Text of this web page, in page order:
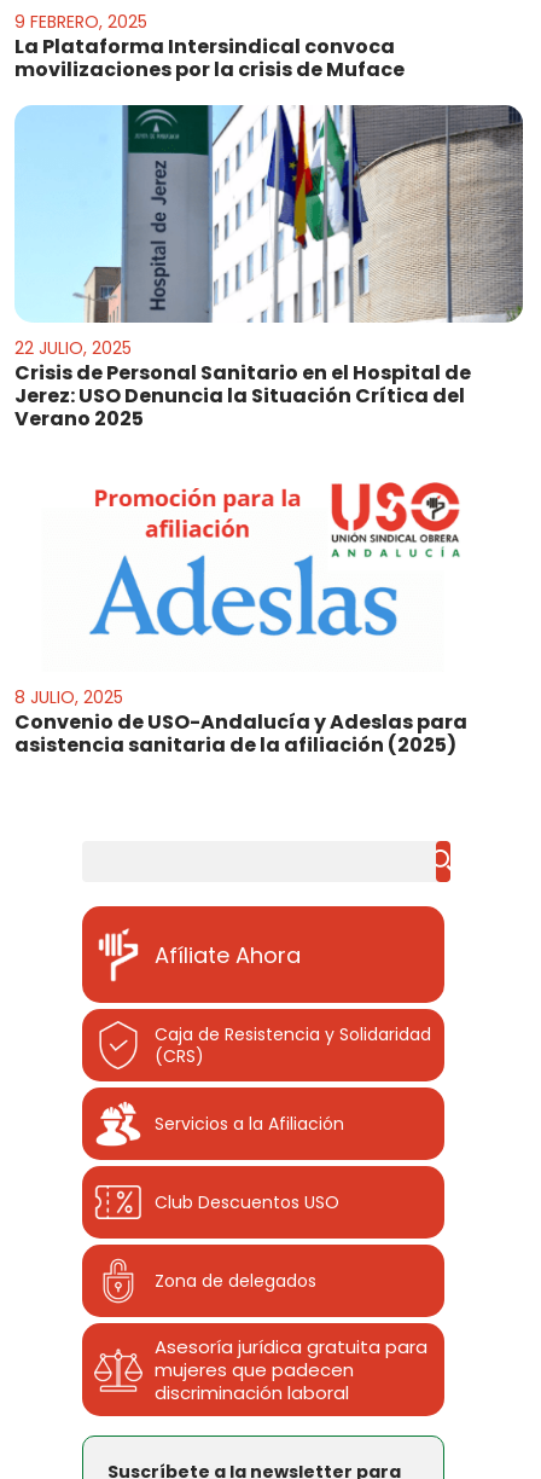
9 FEBRERO, 2025
La Plataforma Intersindical convoca
movilizaciones por la crisis de Muface
22 JULIO, 2025
Crisis de Personal Sanitario en el Hospital de
Jerez: USO Denuncia la Situación Crítica del
Verano 2025
8 JULIO, 2025
Convenio de USO-Andalucía y Adeslas para
asistencia sanitaria de la afiliación (2025)
Afíliate Ahora
Caja de Resistencia y Solidaridad
(CRS)
Servicios a la Afiliación
Club Descuentos USO
Zona de delegados
Asesoría jurídica gratuita para
mujeres que padecen
discriminación laboral
Suscríbete a la newsletter para